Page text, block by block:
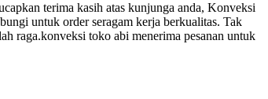
terima kasih atas kunjunga anda, Konveksi
untuk order seragam kerja berkualitas. Tak
raga.konveksi toko abi menerima pesanan untuk